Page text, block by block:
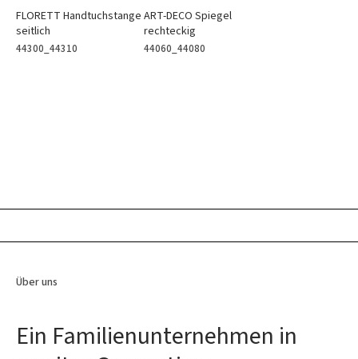
FLORETT Handtuchstange
seitlich
44300_44310
ART-DECO Spiegel
rechteckig
44060_44080
Über uns
Ein Familienunternehmen in